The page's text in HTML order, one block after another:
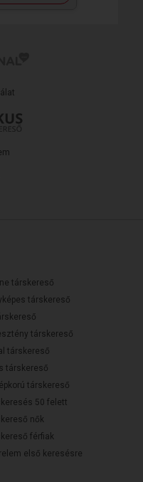
társkereső
társkereső
társkereső
társkereső
társkereső
társkereső
50 felett
nők
férfiak
első keresésre